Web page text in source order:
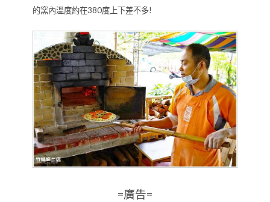
的窯內溫度約在380度上下差不多!
=廣告=